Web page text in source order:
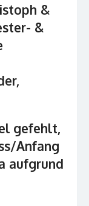
&
&
gefehlt,
Anfang
aufgrund